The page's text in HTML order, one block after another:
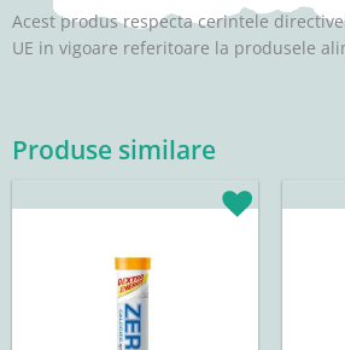
Acest produs respecta cerintele
UE in vigoare referitoare la produsele
Produse similare